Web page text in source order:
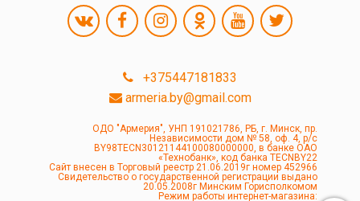
+375447181833
armeria.by@gmail.com
ОДО "Армерия", УНП 191021786, РБ, г. Минск, пр.
Независимости дом № 58, оф. 4, р/с
BY98TECN30121144100080000000, в банке ОАО
«Технобанк», код банка TECNBY22
Сайт внесен в Торговый реестр 21.06.2019г номер 452966
Свидетельство о государственной регистрации выдано
20.05.2008г Минским Горисполкомом
Режим работы интернет-магазина: